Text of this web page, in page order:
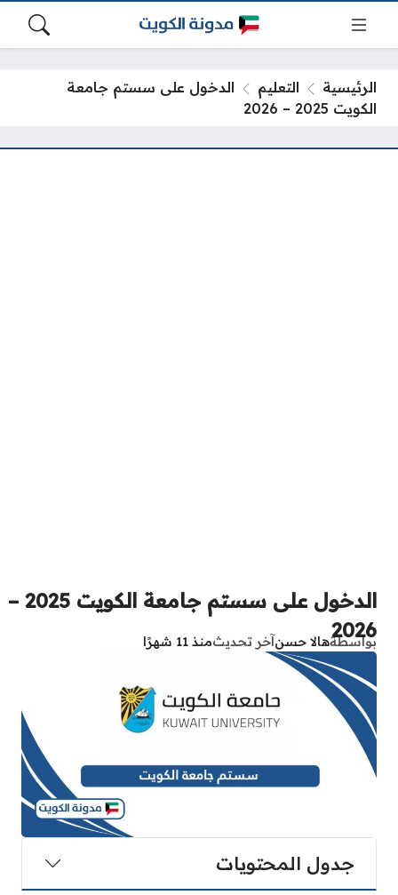
الرئيسية التعليم
الدخول على سستم جامعة
الكويت 2025 – 2026
الدخول على سستم جامعة الكويت 2025 –
2026
بواسطةهالا حسنآخر تحديثمنذ 11 شهرًا
جدول المحتويات